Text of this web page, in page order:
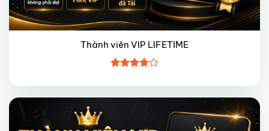
Thành viên VIP LIFETIME
xếp hạng
45 sao
Giảm giá!